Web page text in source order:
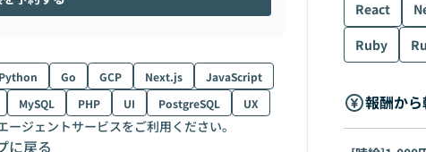
Python Go GCP Next.js
JavaScript
MySQL PHP UI PostgreSQL UX
ジェントサービスをご利用ください。
に戻る
React
Ruby
報酬か